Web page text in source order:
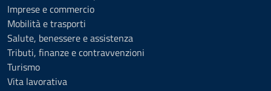
Imprese e commercio
Mobilità e trasporti
Salute, benessere e assistenza
Tributi, finanze e contravvenzioni
Turismo
Vita lavorativa